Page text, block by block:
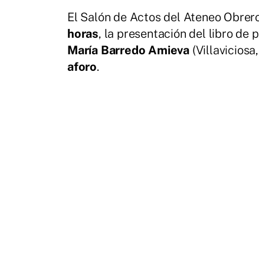
El Salón de Actos del Ateneo
horas, la presentación del libro de
María Barredo Amieva
aforo.